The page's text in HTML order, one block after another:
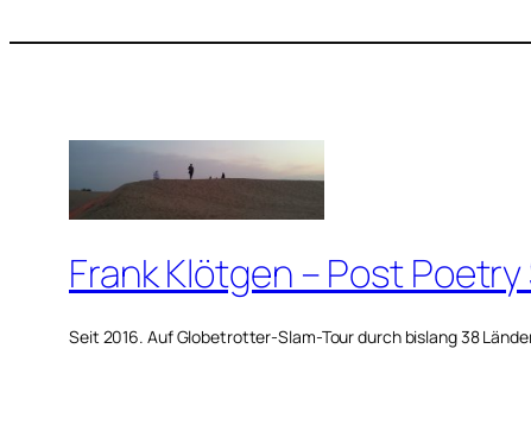
Frank Klötgen – Post
Seit 2016. Auf Globetrotter-Slam-Tour durch bislang 38